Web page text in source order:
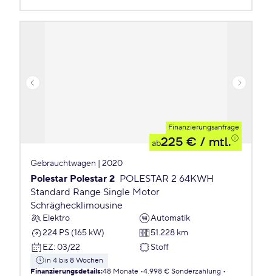
Finanzierungsanfrage
ab225 € / mtl.
Gebrauchtwagen | 2020
Polestar Polestar 2 POLESTAR 2 64KWH
Standard Range Single Motor
Schräghecklimousine
Elektro
Automatik
224 PS (165 kW)
51.228 km
EZ: 03/22 Stoff
in 4 bis 8 Wochen
Finanzierungsdetails:48 Monate 4.998 € Sonderzahlung